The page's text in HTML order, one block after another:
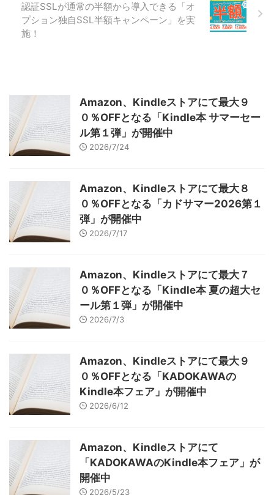
認証SSLが通常の半額から導入できる「オ
プション独自SSL半額キャンペーン」を実
施！
Amazon、Kindleストアにて最大９
０％OFFとなる「Kindle本 サマーセー
ル第１弾」が開催中
2026/7/24
Amazon、Kindleストアにて最大８
０％OFFとなる「カドサマー2026第１
弾」が開催中
2026/7/17
Amazon、Kindleストアにて最大７
０％OFFとなる「Kindle本 夏の超大セ
ール第１弾」が開催中
2026/7/3
Amazon、Kindleストアにて最大９
０％OFFとなる「KADOKAWAの
Kindle本フェア」が開催中
2026/6/12
Amazon、Kindleストアにて
「KADOKAWAのKindle本フェア」が
開催中
2026/5/23